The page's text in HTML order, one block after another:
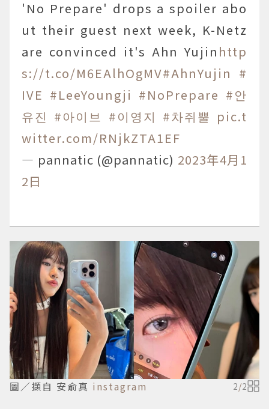
'No Prepare' drops a spoiler abo
ut their guest next week, K-Netz
are convinced it's Ahn Yujin http
s://t.co/M6EAlhOgMV#AhnYujin #
IVE #LeeYoungji #NoPrepare #안
유진 #아이브 #이영지 #차쥐뿔 pic.t
witter.com/RNjkZTA1EF
— pannatic (@pannatic) 2023年4月1
2日
圖／擷自 安俞真 instagram 2/2